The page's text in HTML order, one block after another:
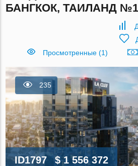
БАНГКОК, ТАИЛАНД
Просмотренные (1)
235
ID1797 $ 1 556 372